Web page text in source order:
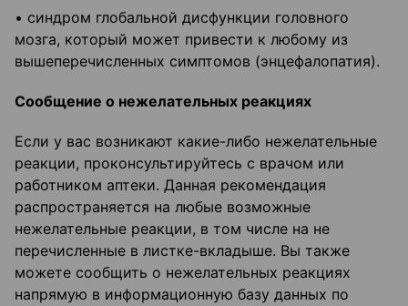
• синдром глобальной дисфункции головного
мозга, который может привести к любому из
вышеперечисленных симптомов (энцефалопатия).
Сообщение о нежелательных реакциях
Если у вас возникают какие-либо нежелательные
реакции, проконсультируйтесь с врачом или
работником аптеки. Данная рекомендация
распространяется на любые возможные
нежелательные реакции, в том числе на не
перечисленные в листке-вкладыше. Вы также
можете сообщить о нежелательных реакциях
напрямую в информационную базу данных по